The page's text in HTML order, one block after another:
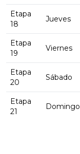
Etapa
18
Jueves
Etapa
19
Viernes
Etapa
20
Sábado
Etapa
21
Domingo